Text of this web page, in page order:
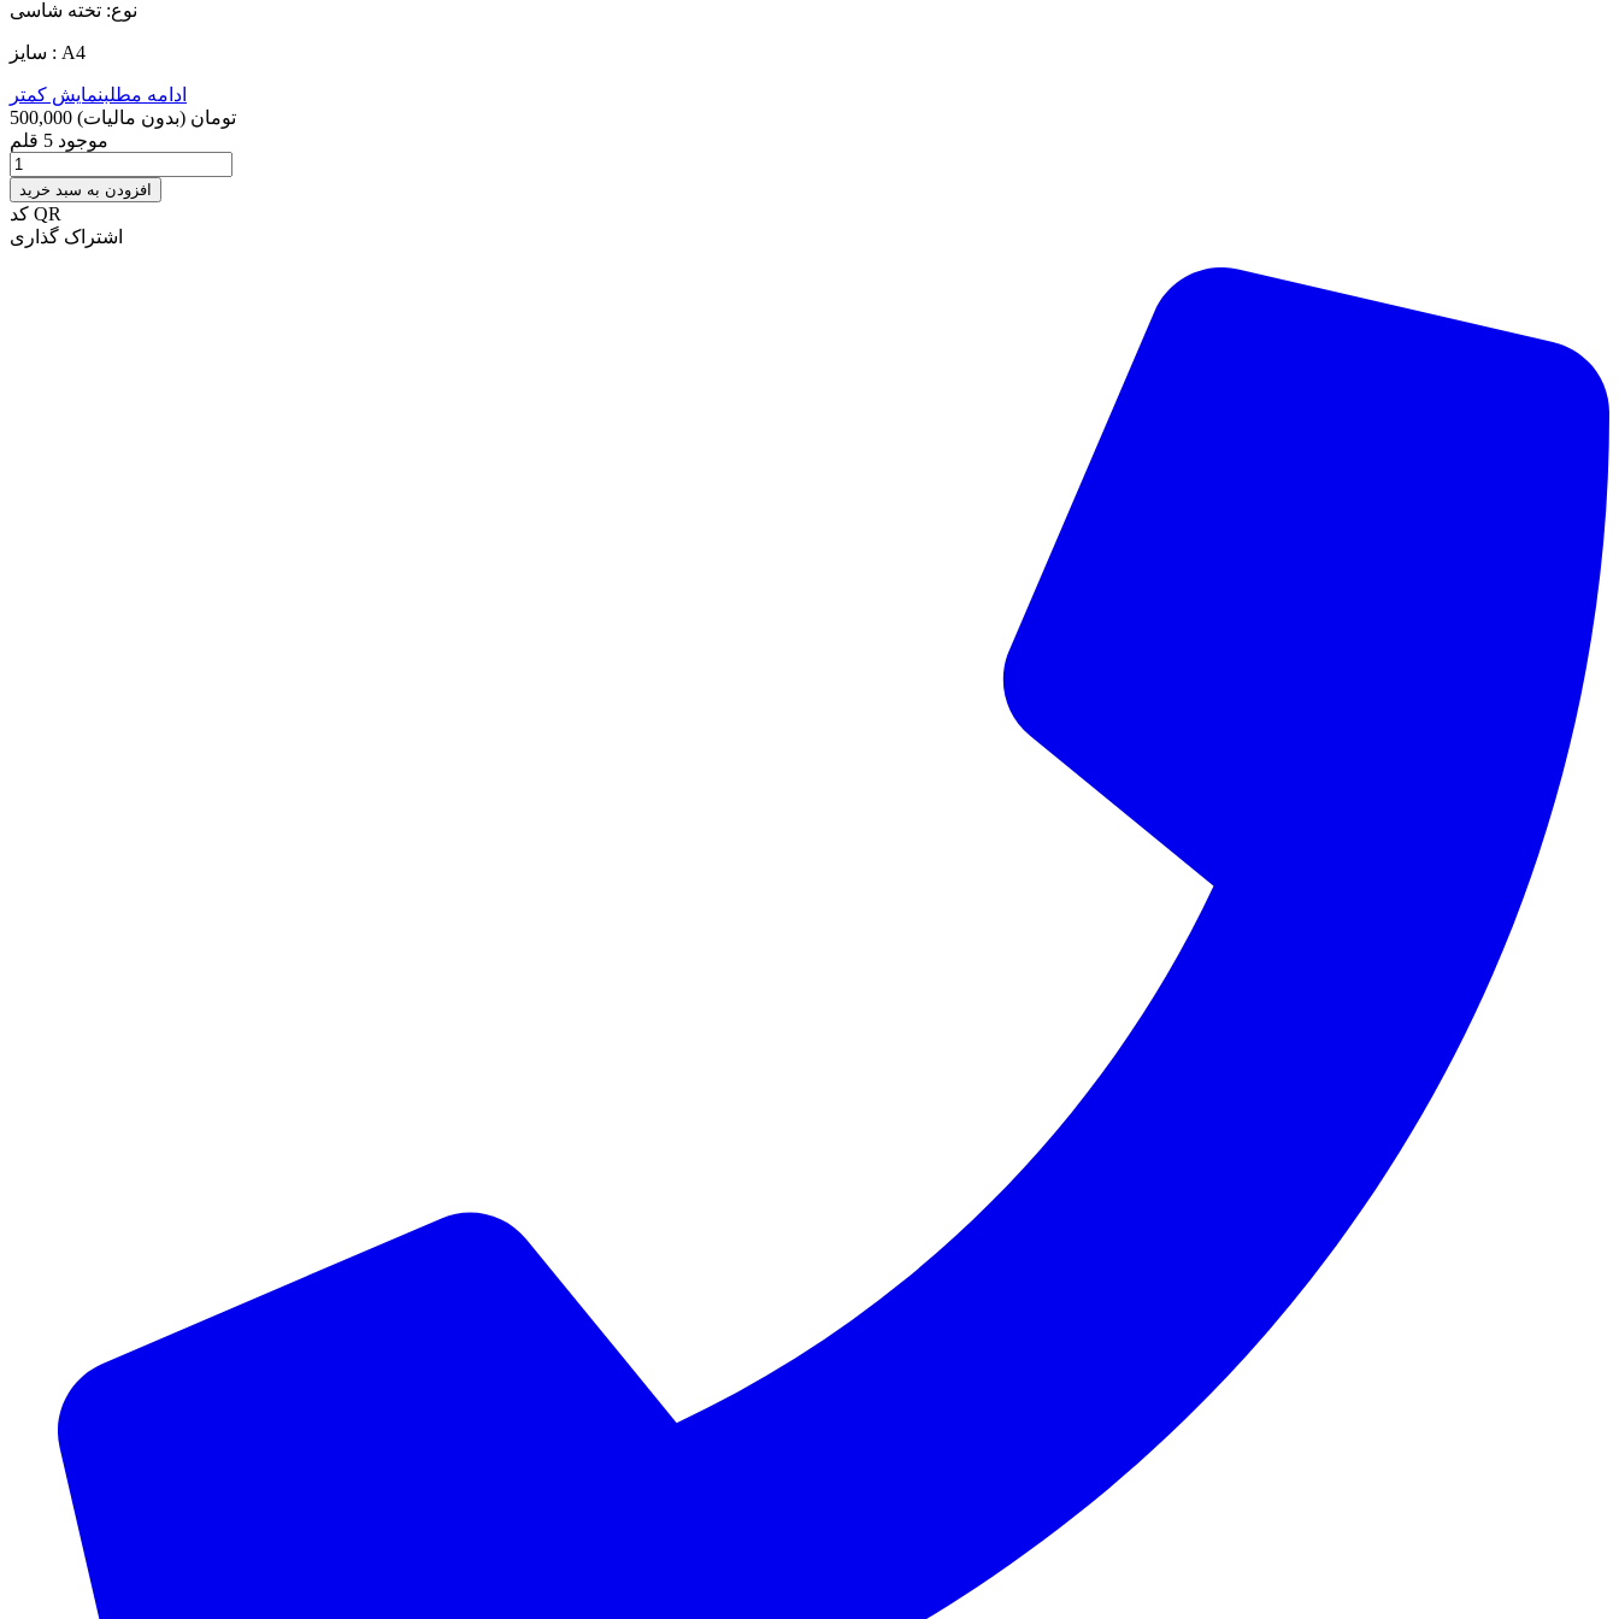
نوع: تخته شاسی
سایز : A4
ادامه مطلبنمایش کمتر
500,000 تومان (بدون مالیات)
موجود 5 قلم
افزودن به سبد خرید
کد QR
اشتراک گذاری